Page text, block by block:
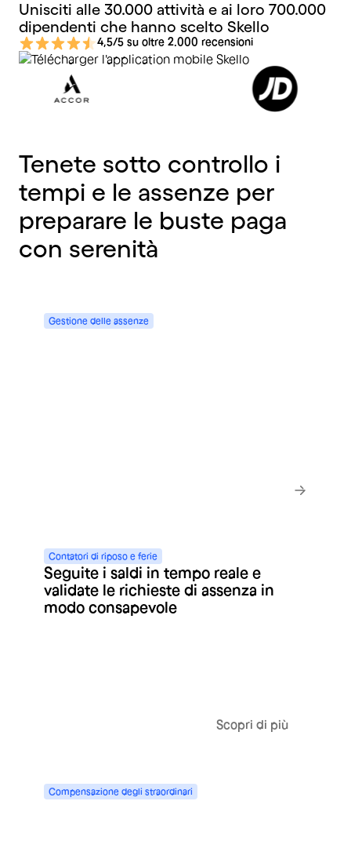
Unisciti alle 30.000 attività e ai loro 700.000
dipendenti che hanno scelto Skello
4,5/5 su oltre 2.000 recensioni
Tenete sotto controllo i
tempi e le assenze per
preparare le buste paga
con serenità
Gestione delle assenze
Contatori di riposo e ferie
Seguite i saldi in tempo reale e
validate le richieste di assenza in
modo consapevole
Scopri di più
Compensazione degli straordinari